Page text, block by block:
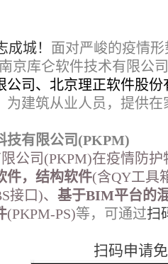
城！ 面对严峻的疫情
京库仑软件技术有限公
公司、北京理正软件股份
为建筑从业人员，提供
技有限公司(PKPM)
公司(PKPM)在疫情防
件，结构软件(含QY工具
接口)、 基于BIM平台的
(PKPM-PS)等，可通过扫
扫码申请